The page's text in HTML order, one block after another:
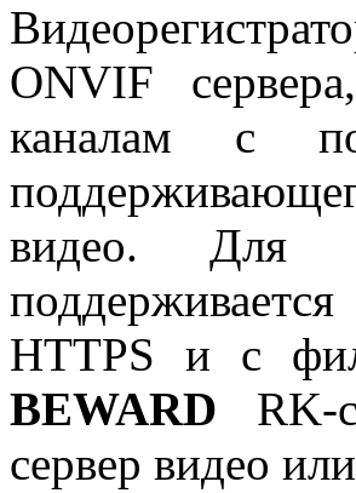
ONVIF
каналам с
видео. Для
HTTPS и с
BEWARD RK-
сервер видео